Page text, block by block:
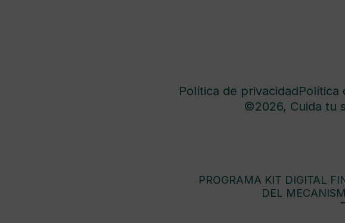
Política de privacidadPolítica
©2026, Cuida tu
PROGRAMA KIT DIGITAL
DEL